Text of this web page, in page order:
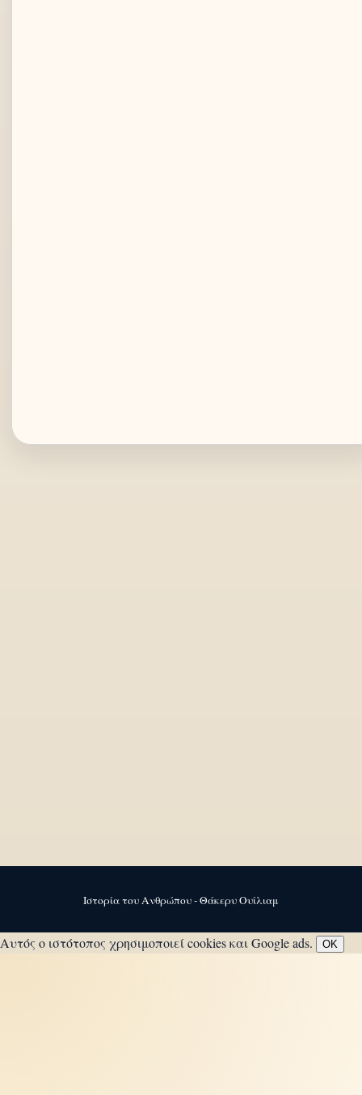
Ιστορία του Ανθρώπου - Θάκερυ Ουίλιαμ
Αυτός ο ιστότοπος χρησιμοποιεί cookies και Google ads. OK